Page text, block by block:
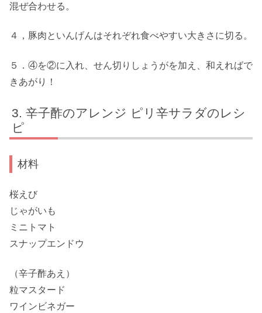
混ぜ合わせる。
４，豚肉といんげんはそれぞれ食べやすい大きさに切る。
５．④を②に入れ、せん切りしょうがを加え、和えればで
きあがり！
辛子酢のアレンジ ピリ辛サラダのレシ
ピ
材料
桜えび
じゃがいも
ミニトマト
スナップエンドウ
（辛子酢あえ）
粒マスタード
ワインビネガー